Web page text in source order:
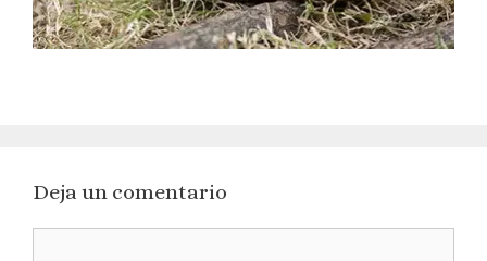
Deja un comentario
Comentario